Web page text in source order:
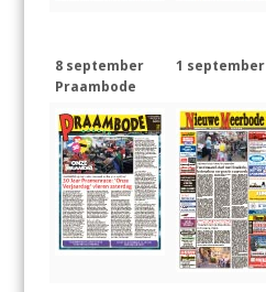
8 september
Praambode
1 september